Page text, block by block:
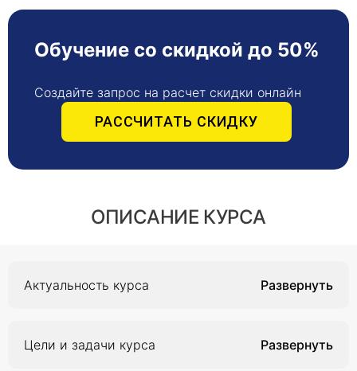
Обучение со скидкой до 50%
Создайте запрос на расчет скидки онлайн
РАССЧИТАТЬ СКИДКУ
ОПИСАНИЕ КУРСА
Актуальность курса
врачебной экспертизы на основании
Цели и задачи курса